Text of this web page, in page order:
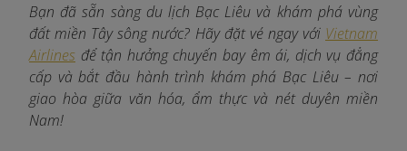
Bạn đã sẵn sàng du lịch Bạc Liêu và khám phá vùng
đất miền Tây sông nước? Hãy đặt vé ngay với Vietnam
Airlines để tận hưởng chuyến bay êm ái, dịch vụ đẳng
cấp và bắt đầu hành trình khám phá Bạc Liêu – nơi
giao hòa giữa văn hóa, ẩm thực và nét duyên miền
Nam!